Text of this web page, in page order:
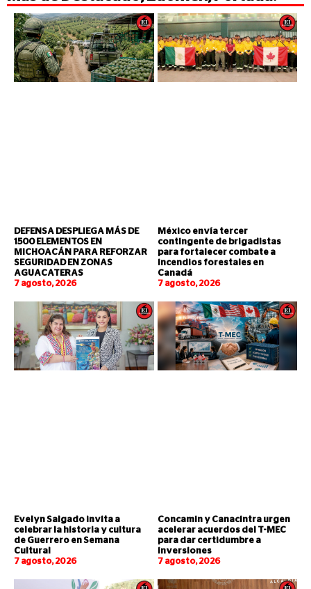
DEFENSA DESPLIEGA MÁS DE
1500 ELEMENTOS EN
MICHOACÁN PARA REFORZAR
SEGURIDAD EN ZONAS
AGUACATERAS
7 agosto, 2026
México envía tercer
contingente de brigadistas
para fortalecer combate a
incendios forestales en
Canadá
7 agosto, 2026
Evelyn Salgado invita a
celebrar la historia y cultura
de Guerrero en Semana
Cultural
7 agosto, 2026
Concamin y Canacintra urgen
acelerar acuerdos del T-MEC
para dar certidumbre a
inversiones
7 agosto, 2026